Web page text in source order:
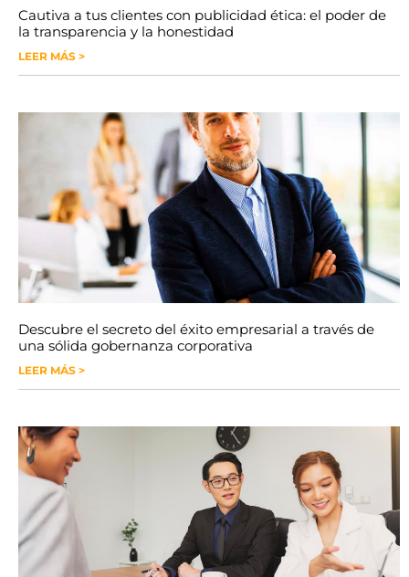
Cautiva a tus clientes con publicidad ética: el poder de
la transparencia y la honestidad
LEER MÁS >
Descubre el secreto del éxito empresarial a través de
una sólida gobernanza corporativa
LEER MÁS >